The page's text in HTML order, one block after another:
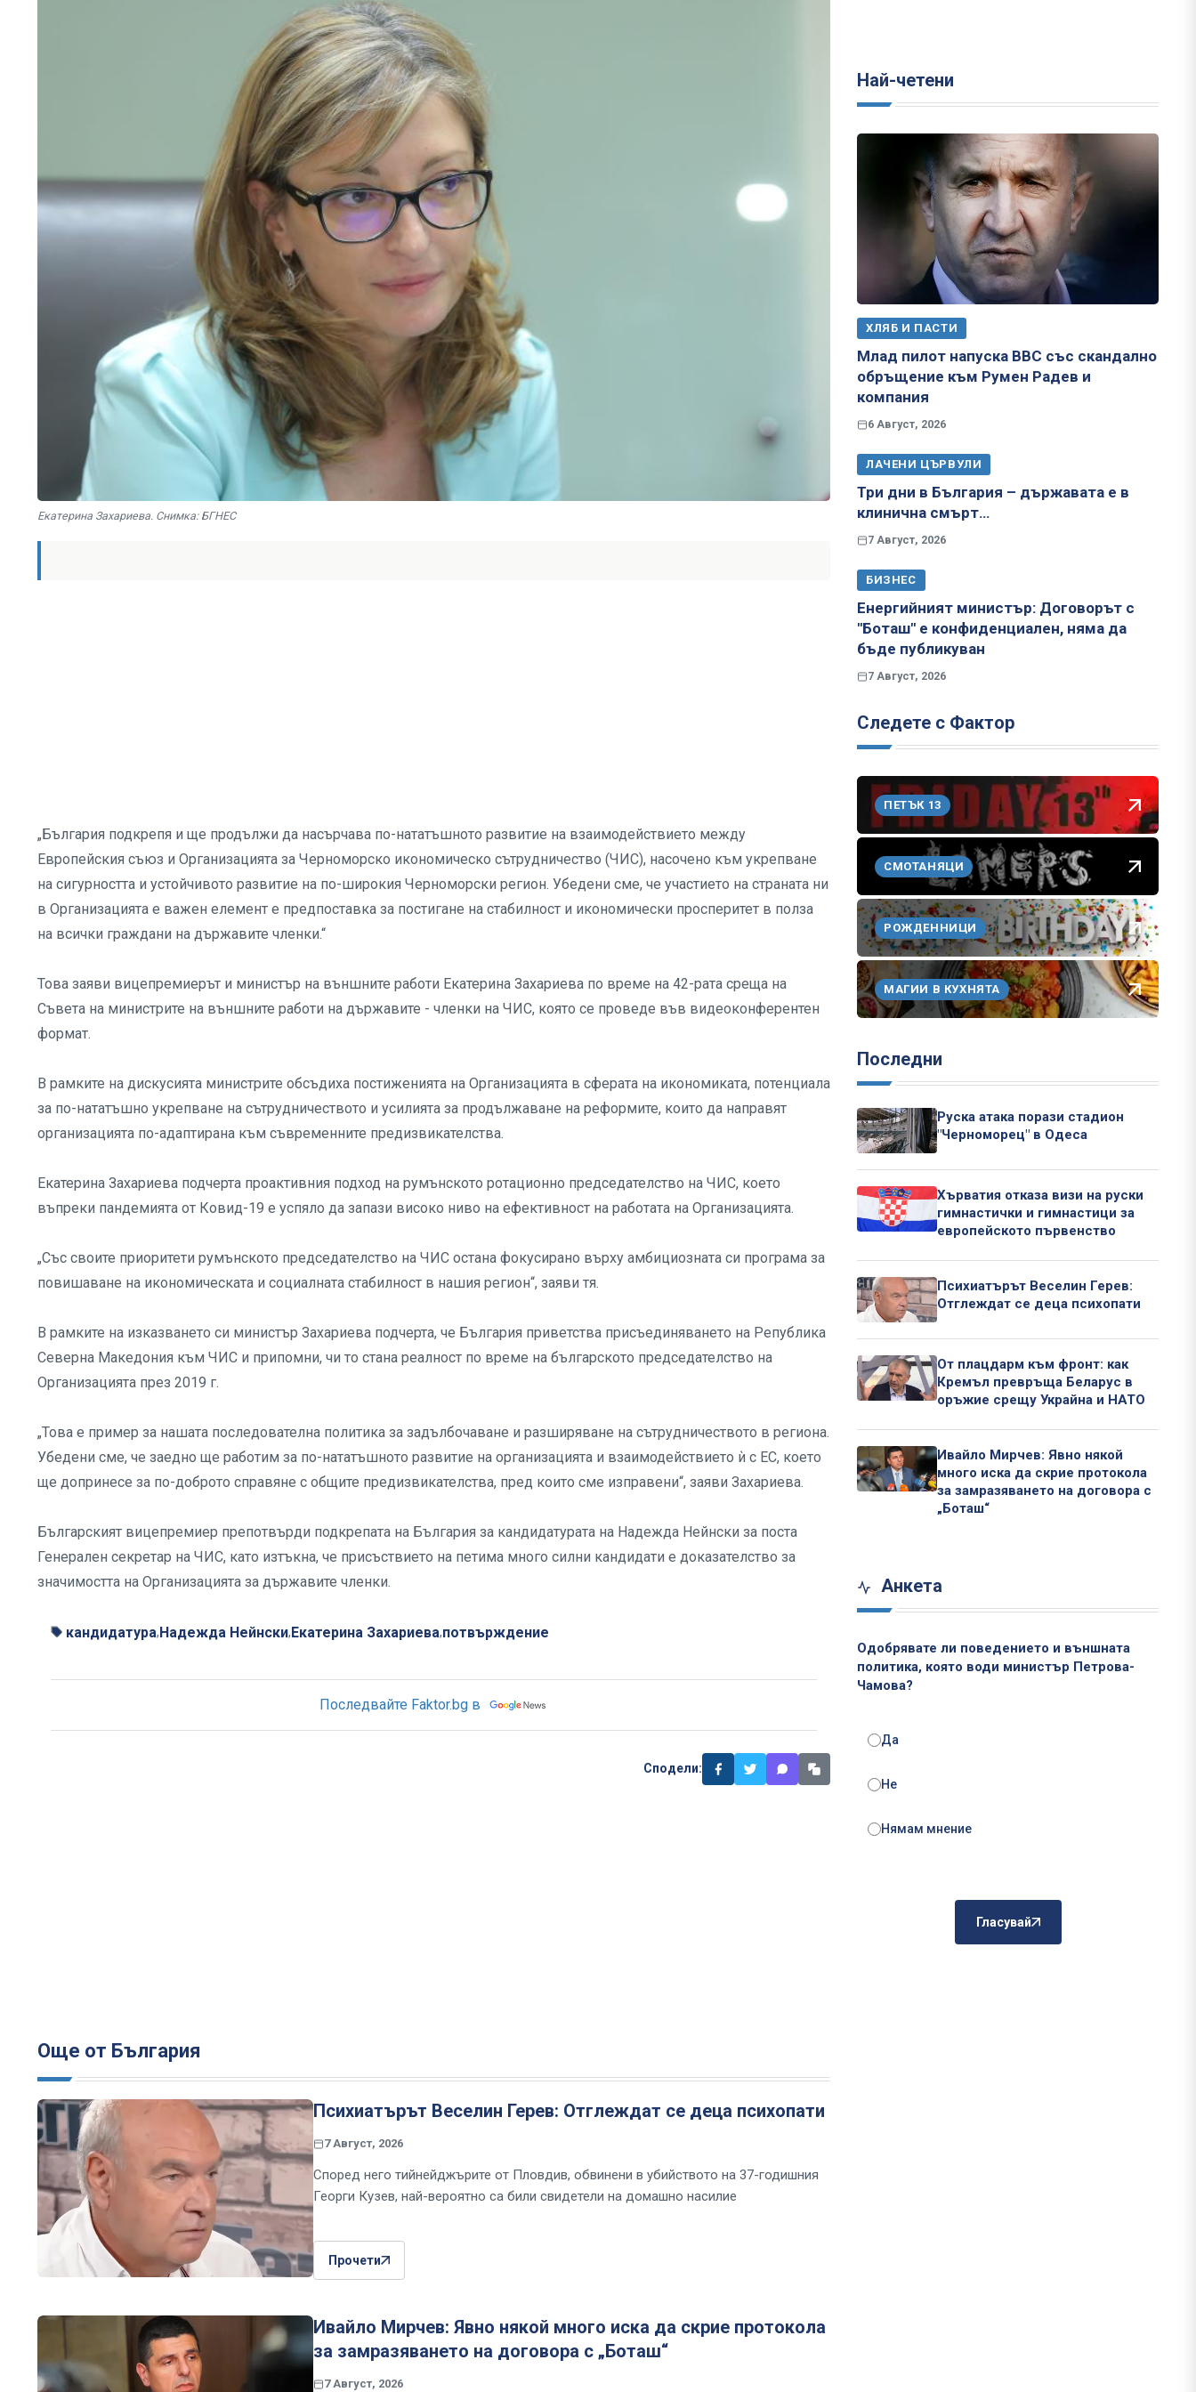
Екатерина Захариева. Снимка: БГНЕС
„България подкрепя и ще продължи да насърчава по-нататъшното развитие на взаимодействието между
Европейския съюз и Организацията за Черноморско икономическо сътрудничество (ЧИС), насочено към укрепване
на сигурността и устойчивото развитие на по-широкия Черноморски регион. Убедени сме, че участието на страната ни
в Организацията е важен елемент е предпоставка за постигане на стабилност и икономически просперитет в полза
на всички граждани на държавите членки.“
Това заяви вицепремиерът и министър на външните работи Екатерина Захариева по време на 42-рата среща на
Съвета на министрите на външните работи на държавите - членки на ЧИС, която се проведе във видеоконферентен
формат.
В рамките на дискусията министрите обсъдиха постиженията на Организацията в сферата на икономиката, потенциала
за по-нататъшно укрепване на сътрудничеството и усилията за продължаване на реформите, които да направят
организацията по-адаптирана към съвременните предизвикателства.
Екатерина Захариева подчерта проактивния подход на румънското ротационно председателство на ЧИС, което
въпреки пандемията от Ковид-19 е успяло да запази високо ниво на ефективност на работата на Организацията.
„Със своите приоритети румънското председателство на ЧИС остана фокусирано върху амбициозната си програма за
повишаване на икономическата и социалната стабилност в нашия регион“, заяви тя.
В рамките на изказването си министър Захариева подчерта, че България приветства присъединяването на Република
Северна Македония към ЧИС и припомни, чи то стана реалност по време на българското председателство на
Организацията през 2019 г.
„Това е пример за нашата последователна политика за задълбочаване и разширяване на сътрудничеството в региона.
Убедени сме, че заедно ще работим за по-нататъшното развитие на организацията и взаимодействието ѝ с ЕС, което
ще допринесе за по-доброто справяне с общите предизвикателства, пред които сме изправени“, заяви Захариева.
Българският вицепремиер препотвърди подкрепата на България за кандидатурата на Надежда Нейнски за поста
Генерален секретар на ЧИС, като изтъкна, че присъствието на петима много силни кандидати е доказателство за
значимостта на Организацията за държавите членки.
кандидатура,Надежда Нейнски,Екатерина Захариева,потвърждение
Последвайте Faktor.bg в
Сподели:
Още от България
Психиатърът Веселин Герев: Отглеждат се деца психопати
7 Август, 2026
Според него тийнейджърите от Пловдив, обвинени в убийството на 37-годишния
Георги Кузев, най-вероятно са били свидетели на домашно насилие
Прочети
Ивайло Мирчев: Явно някой много иска да скрие протокола
за замразяването на договора с „Боташ“
7 Август, 2026
Най-четени
ХЛЯБ И ПАСТИ
Млад пилот напуска ВВС със скандално
обръщение към Румен Радев и
компания
6 Август, 2026
ЛАЧЕНИ ЦЪРВУЛИ
Три дни в България – държавата е в
клинична смърт…
7 Август, 2026
БИЗНЕС
Енергийният министър: Договорът с
"Боташ" е конфиденциален, няма да
бъде публикуван
7 Август, 2026
Следете с Фактор
ПЕТЪК 13
СМОТАНЯЦИ
РОЖДЕННИЦИ
МАГИИ В КУХНЯТА
Последни
Руска атака порази стадион
"Черноморец" в Одеса
Хърватия отказа визи на руски
гимнастички и гимнастици за
европейското първенство
Психиатърът Веселин Герев:
Отглеждат се деца психопати
От плацдарм към фронт: как
Кремъл превръща Беларус в
оръжие срещу Украйна и НАТО
Ивайло Мирчев: Явно някой
много иска да скрие протокола
за замразяването на договора с
„Боташ“
Анкета
Одобрявате ли поведението и външната
политика, която води министър Петрова-
Чамова?
Да
Не
Нямам мнение
Гласувай